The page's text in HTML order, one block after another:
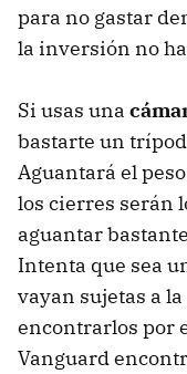
para no gastar
la inversión no
Si usas una
bastarte un
Aguantará el
los cierres serán
aguantar
Intenta que sea
vayan sujetas a
encontrarlos por
Vanguard